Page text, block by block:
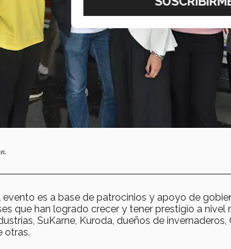
es a base de patrocinios y apoyo de
que han logrado crecer y tener prestigio a nivel
SuKarne, Kuroda, dueños de invernaderos,
otras.